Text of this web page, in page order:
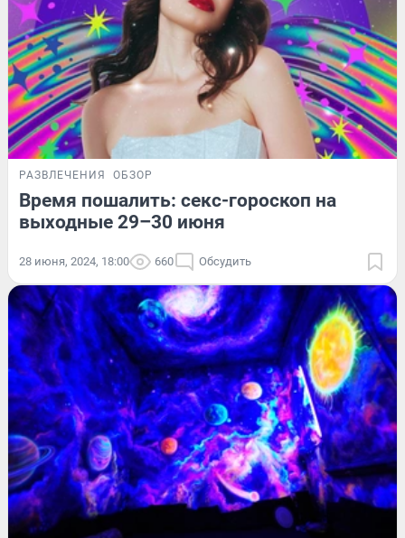
РАЗВЛЕЧЕНИЯ ОБЗОР
Время пошалить: секс-гороскоп на
выходные 29–30 июня
28 июня, 2024, 18:00 660 Обсудить